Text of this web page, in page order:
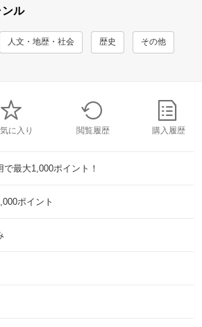
ル
人文・地歴・社会 歴史 その他
に入り 閲覧履歴 購入履歴
最大1,000ポイント！
ポイント